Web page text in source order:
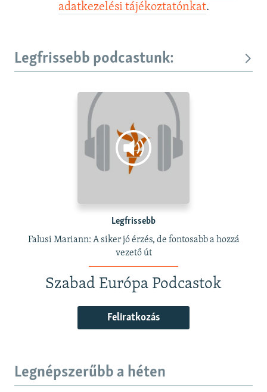
adatkezelési tájékoztatónkat.
Legfrissebb podcastunk:
Legfrissebb
Falusi Mariann: A siker jó érzés, de fontosabb a hozzá
vezető út
Szabad Európa Podcastok
Feliratkozás
Legnépszerűbb a héten